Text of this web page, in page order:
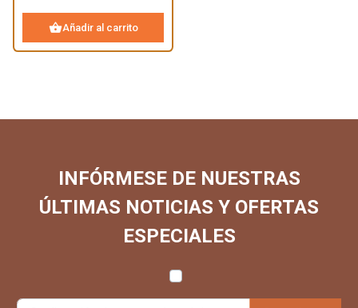
shopping_basketAñadir al carrito
INFÓRMESE DE NUESTRAS
ÚLTIMAS NOTICIAS Y OFERTAS
ESPECIALES